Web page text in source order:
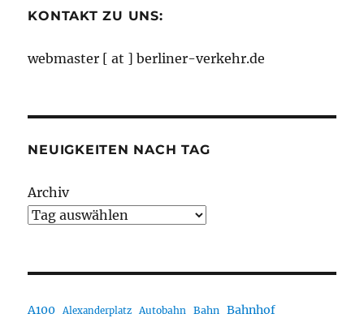
KONTAKT ZU UNS:
webmaster [ at ] berliner-verkehr.de
NEUIGKEITEN NACH TAG
Archiv
A100 Alexanderplatz Autobahn Bahn Bahnhof